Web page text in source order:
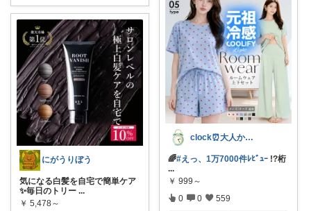
にがうりぼう
気になる白髪を自宅で簡単ケア
✨毎日のトリー ...
￥ 5,478～
clock⏰大人かわいい
🌈#えっ、1万7000件ﾚﾋﾞｭｰ !?桁
...
￥ 999～
0 0 559